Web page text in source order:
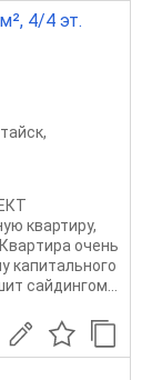
4/4 эт.
,
квартиру,
oчeнь
капитального
сайдингом...